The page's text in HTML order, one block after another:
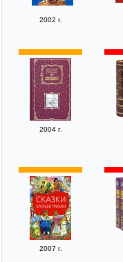
2002 г.
2004 г.
2007 г.